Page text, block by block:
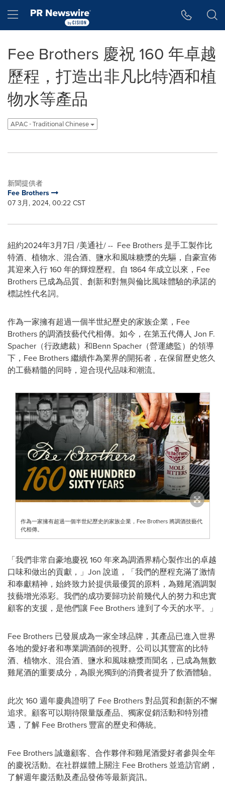
Hamburger menu
Fee Brothers 慶祝 160 年卓越
歷程，打造出非凡比特酒和植
物水等產品
APAC - Traditional Chinese
新聞提供者
Fee Brothers
07 3月, 2024, 00:22 CST
紐約2024年3月7日 /美通社/ -- Fee Brothers 是手工製作比
特酒、植物水、混合酒、鹽水和風味糖漿的先驅，自豪宣佈
其迎來入行 160 年的輝煌歷程。自 1864 年成立以來，Fee
Brothers 已成為品質、創新和對無與倫比風味體驗的承諾的
標誌性代名詞。
作為一家擁有超過一個半世紀歷史的家族企業，Fee
Brothers 的調酒技藝代代相傳。如今，在第五代傳人 Jon F.
Spacher（行政總裁）和Benn Spacher（營運總監）的領導
下，Fee Brothers 繼續作為業界的開拓者，在保留歷史悠久
的工藝精髓的同時，迎合現代品味和潮流。
作為一家擁有超過一個半世紀歷史的家族企業，Fee Brothers 將調酒技藝代
代相傳。
「我們非常自豪地慶祝 160 年來為調酒界精心製作出的卓越
口味和做出的貢獻，」Jon 說道，「我們的歷程充滿了激情
和奉獻精神，始終致力於提供最優質的原料，為雞尾酒調製
技藝增光添彩。我們的成功要歸功於前幾代人的努力和忠實
顧客的支援，是他們讓 Fee Brothers 達到了今天的水平。」
Fee Brothers 已發展成為一家全球品牌，其產品已進入世界
各地的愛好者和專業調酒師的視野。公司以其豐富的比特
酒、植物水、混合酒、鹽水和風味糖漿而聞名，已成為無數
雞尾酒的重要成分，為眼光獨到的消費者提升了飲酒體驗。
此次 160 週年慶典證明了 Fee Brothers對品質和創新的不懈
追求。顧客可以期待限量版產品、獨家促銷活動和特別禮
遇，了解 Fee Brothers 豐富的歷史和傳統。
Fee Brothers誠邀顧客、合作夥伴和雞尾酒愛好者參與全年
的慶祝活動。在社群媒體上關注 Fee Brothers並造訪官網，
了解週年慶活動及產品發佈等最新資訊。